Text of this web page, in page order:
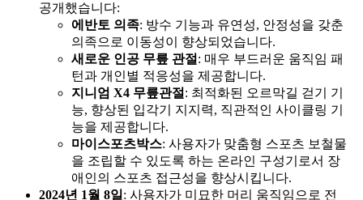
공개했습니다:
에반토 의족: 방수 기능과 유연성, 안정성을 갖춘
의족으로 이동성이 향상되었습니다.
새로운 인공 무릎 관절 : 매우 부드러운 움직임 패
턴과 개인별 적응성을 제공합니다.
지니엄 X4 무릎관절 : 최적화된 오르막길 걷기 기
능, 향상된 입각기 지지력, 직관적인 사이클링 기
능을 제공합니다.
마이스포츠박스: 사용자가 맞춤형 스포츠 보철물
을 조립할 수 있도록 하는 온라인 구성기로서 장
애인의 스포츠 접근성을 향상시킵니다.
2024년 1월 8일 : 사용자가 미묘한 머리 움직임으로 전